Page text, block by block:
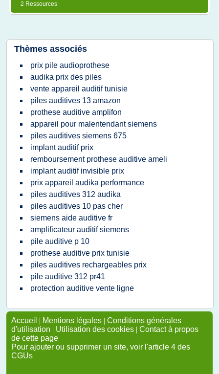
2 Ressources
Thèmes associés
prix pile audioprothese
audika prix des piles
vente appareil auditif tunisie
piles auditives 13 amazon
prothese auditive amplifon
appareil pour malentendant siemens
piles auditives siemens 675
implant auditif prix
remboursement prothese auditive ameli
implant auditif invisible prix
prix appareil audika performance
piles auditives 312 audika
piles auditives 10 pas cher
siemens aide auditive fr
amplificateur auditif siemens
pile auditive p 10
prothese auditive prix tunisie
piles auditives rechargeables prix
pile auditive 312 pr41
protection auditive vente ligne
Accueil | Mentions légales | Conditions générales
d'utilisation | Utilisation des cookies | Contact à propos
de cette page
Pour ajouter ou supprimer un site, voir l'article 4 des
CGUs